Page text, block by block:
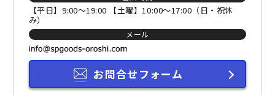
【平日】9:00～19:00 【土曜】10:00～17:00（日・祝休
み）
メール
お問合せフォーム